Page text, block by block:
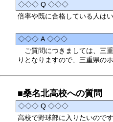
◇◇◇ Q ◇◇◇
倍率や既に合格している人は
◇◇◇ A ◇◇◇
ご質問につきましては、三
りとなりますので、三重県の
■桑名北高校への質問
◇◇◇ Q ◇◇◇
高校で野球部に入りたいので